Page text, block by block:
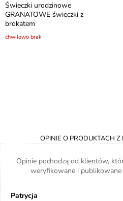
Świeczki urodzinowe
GRANATOWE świeczki z
brokatem
chwilowo brak
OPINIE O PRODUKTACH Z
Opinie pochodzą od klientów,
weryfikowane i publikowane
Patrycja